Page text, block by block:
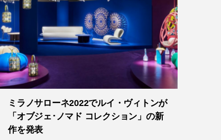
ミラノサローネ2022でルイ・ヴィトンが
「オブジェ･ノマド コレクション」の新
作を発表